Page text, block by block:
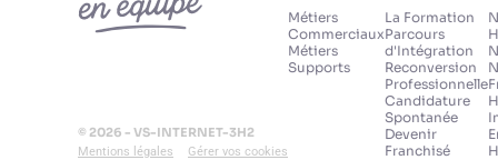
© 2026 - VS-INTERNET-3H2
Mentions légales Gérer vos cookies
Métiers
Commerciaux
Métiers
Supports
La Formation
Parcours
d'Intégration
Reconversion
Professionnelle
Candidature
Spontanée
Devenir
Franchisé